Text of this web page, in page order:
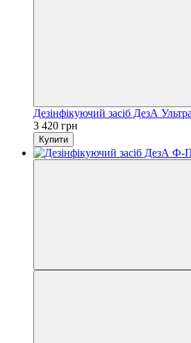
Дезінфікуючий засіб ДезА Ультра
3 420 грн
Купити